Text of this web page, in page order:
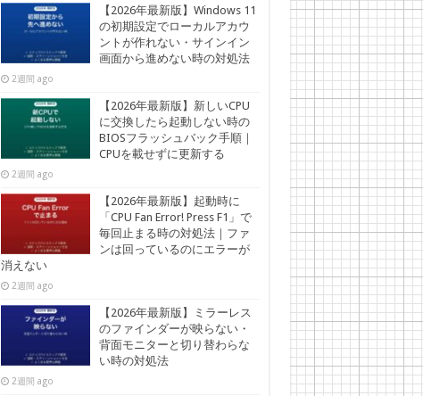
【2026年最新版】Windows 11
の初期設定でローカルアカウ
ントが作れない・サインイン
画面から進めない時の対処法
2週間 ago
【2026年最新版】新しいCPU
に交換したら起動しない時の
BIOSフラッシュバック手順｜
CPUを載せずに更新する
2週間 ago
【2026年最新版】起動時に
「CPU Fan Error! Press F1」で
毎回止まる時の対処法｜ファ
ンは回っているのにエラーが
消えない
2週間 ago
【2026年最新版】ミラーレス
のファインダーが映らない・
背面モニターと切り替わらな
い時の対処法
2週間 ago